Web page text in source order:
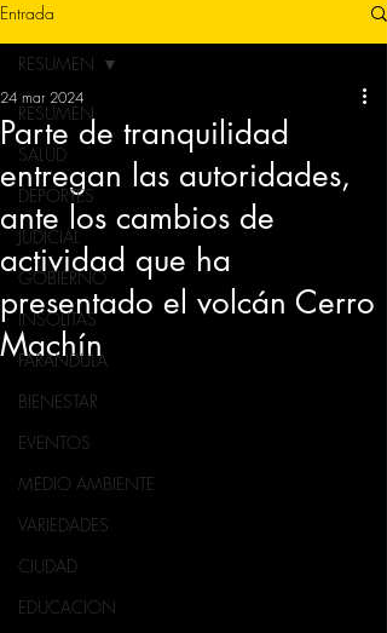
Entrada
RESUMEN
SALUD
DEPORTES
JUDICIAL
GOBIERNO
INSÓLITAS
FARANDULA
BIENESTAR
EVENTOS
MEDIO AMBIENTE
VARIEDADES
CIUDAD
EDUCACION
RESUMEN
Parte de tranquilidad
entregan las autoridades,
ante los cambios de
actividad que ha
presentado el volcán Cerro
Machín
24 mar 2024